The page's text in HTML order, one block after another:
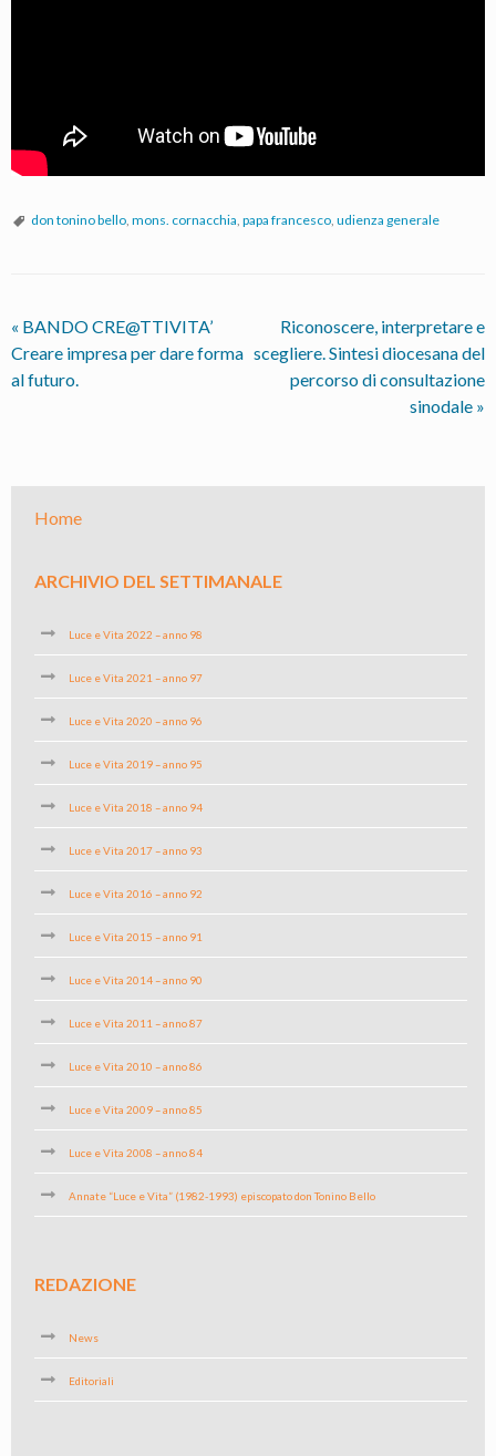
don tonino bello mons. cornacchia papa francesco udienza generale
« BANDO CRE@TTIVITA’
Creare impresa per dare forma
al futuro.
Riconoscere, interpretare e
scegliere. Sintesi diocesana del
percorso di consultazione
sinodale »
Home
ARCHIVIO DEL SETTIMANALE
Luce e Vita 2022 – anno 98
Luce e Vita 2021 – anno 97
Luce e Vita 2020 – anno 96
Luce e Vita 2019 – anno 95
Luce e Vita 2018 – anno 94
Luce e Vita 2017 – anno 93
Luce e Vita 2016 – anno 92
Luce e Vita 2015 – anno 91
Luce e Vita 2014 – anno 90
Luce e Vita 2011 – anno 87
Luce e Vita 2010 – anno 86
Luce e Vita 2009 – anno 85
Luce e Vita 2008 – anno 84
Annate “Luce e Vita” (1982-1993) episcopato don Tonino Bello
REDAZIONE
News
Editoriali